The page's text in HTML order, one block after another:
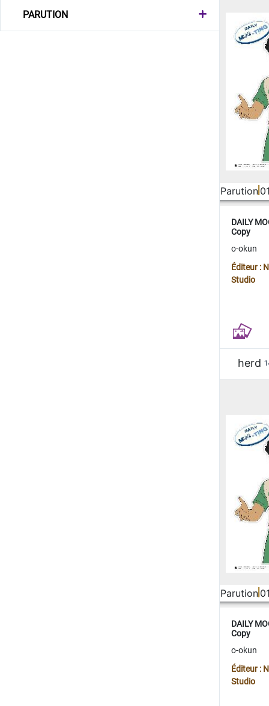
PARUTION
Parution
DAILY
Copy
o-okun
Éditeur :
Studio
herd
Parution
DAILY
Copy
o-okun
Éditeur :
Studio